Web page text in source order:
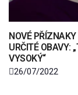
NOVÉ
URČITÉ OBAVY:
VYSOKÝ“
26/07/2022